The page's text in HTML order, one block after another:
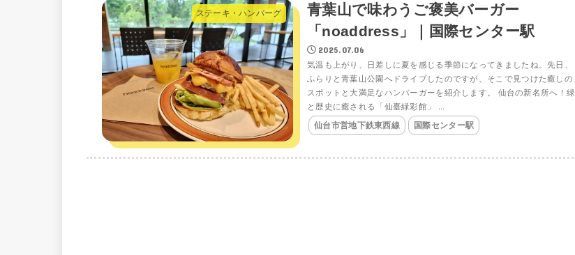
ステーキ・ハンバーグ
青葉山で味わうご褒美バーガー
「noaddress」｜国際センター駅
2025.07.06
気温も上がり、日差しに夏を感じる季節になってきましたね。先日、
ふらりと青葉山公園へドライブしたのですが、そこで見つけた癒しの
スポットと大満足なハンバーガーを紹介します。 仙台の新名所へ！緑
と歴史に癒される「仙臺緑彩館」 ...
仙台市営地下鉄東西線 国際センター駅